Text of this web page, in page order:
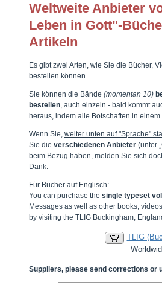
Weltweite Anbieter
Leben in Gott"-
Artikeln
Es gibt zwei Arten, wie Sie die Bücher,
bestellen können.
Sie können die Bände (momentan 10)
bestellen , auch einzeln - bald kommt
heraus, indem alle Botschaften in
Wenn Sie, weiter unten auf "Sprache"
Sie die verschiedenen Anbieter (unter
beim Bezug haben, melden Sie sich
Dank.
Für Bücher auf Englisch:
You can purchase the single typeset
Messages as well as other books,
by visiting the TLIG Buckingham,
TLIG
Suppliers, please send corrections or